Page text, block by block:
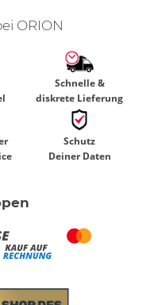
ORION
Schnelle &
diskrete Lieferung
Schutz
Deiner Daten